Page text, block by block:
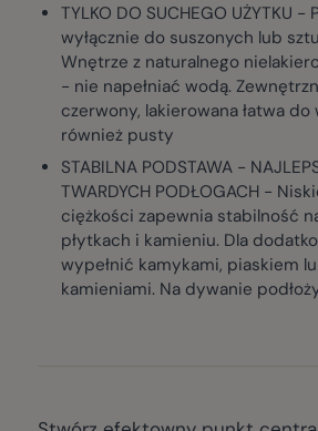
TYLKO DO SUCHEGO UŻYTKU -
wyłącznie do suszonych lub
Wnętrze z naturalnego
- nie napełniać wodą.
czerwony, lakierowana łatwa
również pusty
STABILNA PODSTAWA -
TWARDYCH PODŁOGACH -
ciężkości zapewnia stabilność
płytkach i kamieniu. Dla
wypełnić kamykami, piaskiem
kamieniami. Na dywanie